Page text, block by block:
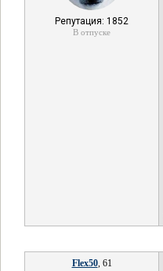
Репутация: 1852
В отпуске
Flex50, 61